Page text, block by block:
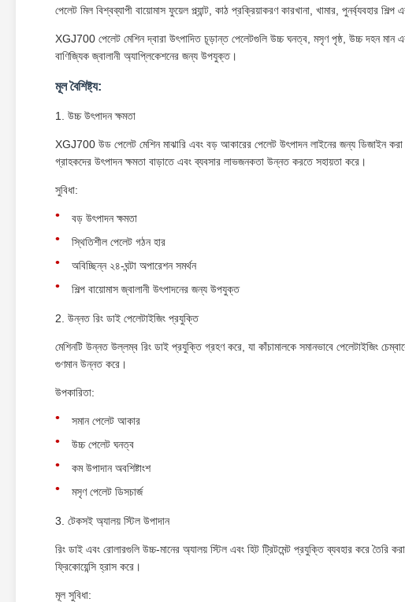
পেলেট মিল বিশ্বব্যাপী বায়োমাস ফুয়েল প্ল্যান্ট, কাঠ প্রক্রিয়াকরণ কারখানা, খামার, পুনর্ব্যবহার
XGJ700 পেলেট মেশিন দ্বারা উৎপাদিত চূড়ান্ত পেলেটগুলি উচ্চ ঘনত্ব, মসৃণ পৃষ্ঠ, উচ্চ দহন মান
বাণিজ্যিক জ্বালানী অ্যাপ্লিকেশনের জন্য উপযুক্ত।
মূল বৈশিষ্ট্য:
1. উচ্চ উৎপাদন ক্ষমতা
XGJ700 উড পেলেট মেশিন মাঝারি এবং বড় আকারের পেলেট উৎপাদন লাইনের জন্য ডিজাইন করা
গ্রাহকদের উৎপাদন ক্ষমতা বাড়াতে এবং ব্যবসার লাভজনকতা উন্নত করতে সহায়তা করে।
সুবিধা:
বড় উৎপাদন ক্ষমতা
স্থিতিশীল পেলেট গঠন হার
অবিচ্ছিন্ন ২৪-ঘন্টা অপারেশন সমর্থন
শিল্প বায়োমাস জ্বালানী উৎপাদনের জন্য উপযুক্ত
2. উন্নত রিং ডাই পেলেটাইজিং প্রযুক্তি
মেশিনটি উন্নত উল্লম্ব রিং ডাই প্রযুক্তি গ্রহণ করে, যা কাঁচামালকে সমানভাবে পেলেটাইজিং
গুণমান উন্নত করে।
উপকারিতা:
সমান পেলেট আকার
উচ্চ পেলেট ঘনত্ব
কম উপাদান অবশিষ্টাংশ
মসৃণ পেলেট ডিসচার্জ
3. টেকসই অ্যালয় স্টিল উপাদান
রিং ডাই এবং রোলারগুলি উচ্চ-মানের অ্যালয় স্টিল এবং হিট ট্রিটমেন্ট প্রযুক্তি ব্যবহার করে তৈরি
ফ্রিকোয়েন্সি হ্রাস করে।
মূল সুবিধা: